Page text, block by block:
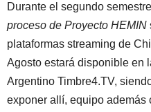
Durante el segundo
proceso de Proyecto HEMIN
plataformas streaming de
Agosto estará disponible en
Argentino Timbre4.TV,
exponer allí, equipo además